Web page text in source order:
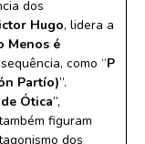
dos
Hugo, lidera a
Menos é
como “P
Partío)”.
Ótica”,
figuram
dos